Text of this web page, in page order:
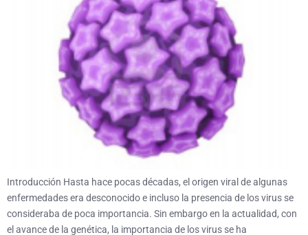
Introducción Hasta hace pocas décadas, el origen viral de algunas
enfermedades era desconocido e incluso la presencia de los virus se
consideraba de poca importancia. Sin embargo en la actualidad, con
el avance de la genética, la importancia de los virus se ha